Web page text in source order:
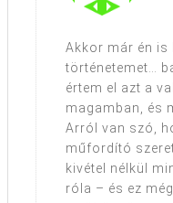
Akkor már én is
történetemet…
értem el azt a
magamban, és
Arról van szó,
műfordító
kivétel nélkül
róla – és ez